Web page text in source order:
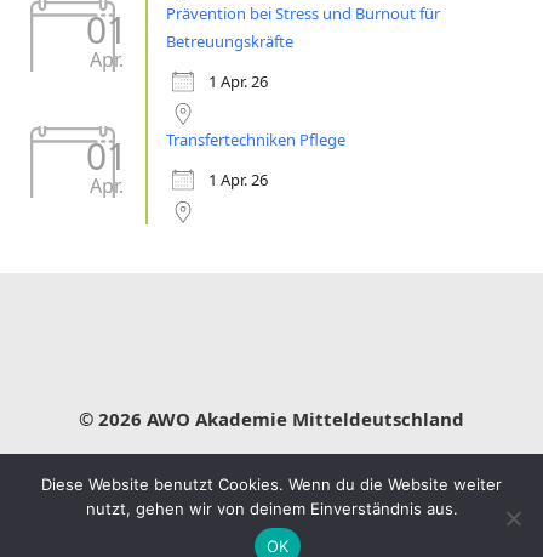
01
Apr.
Prävention bei Stress und Burnout für
Betreuungskräfte
1 Apr. 26
01
Apr.
Transfertechniken Pflege
1 Apr. 26
© 2026 AWO Akademie Mitteldeutschland
Impressum Datenschutz Leitbild
Diese Website benutzt Cookies. Wenn du die Website weiter
nutzt, gehen wir von deinem Einverständnis aus.
OK